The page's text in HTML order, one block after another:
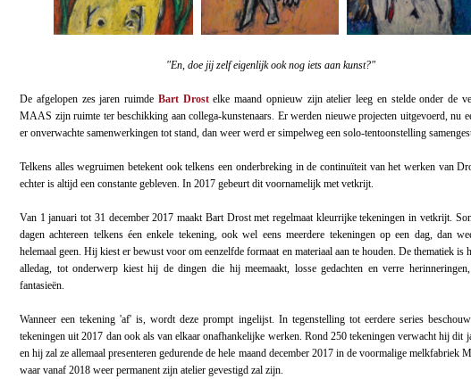
"En, doe jij zelf eigenlijk ook nog iets aan kunst?"
De afgelopen zes jaren ruimde Bart Drostelke maand opnieuw zijn atelier leeg en stelde onder de
MAAS zijn ruimte ter beschikking aan collega-kunstenaars. Er werden nieuwe projecten uitgevoerd, nu
er onverwachte samenwerkingen tot stand, dan weer werd er simpelweg een solo-tentoonstelling
Telkens alles wegruimen betekent ook telkens een onderbreking in de continuïteit van het werken van
echter is altijd een constante gebleven. In 2017 gebeurt dit voornamelijk met vetkrijt.
Van 1 januari tot 31 december 2017 maakt Bart Drost met regelmaat kleurrijke tekeningen in vetkrijt.
dagen achtereen telkens éen enkele tekening, ook wel eens meerdere tekeningen op een dag, dan
helemaal geen. Hij kiest er bewust voor om eenzelfde formaat en materiaal aan te houden. De thematiek is
alledag, tot onderwerp kiest hij de dingen die hij meemaakt, losse gedachten en verre
fantasieën.
Wanneer een tekening 'af' is, wordt deze prompt ingelijst. In tegenstelling tot eerdere series
tekeningen uit 2017 dan ook als van elkaar onafhankelijke werken. Rond 250 tekeningen verwacht hij dit
en hij zal ze allemaal presenteren gedurende de hele maand december 2017 in de voormalige melkfabriek
waar vanaf 2018 weer permanent zijn atelier gevestigd zal zijn.